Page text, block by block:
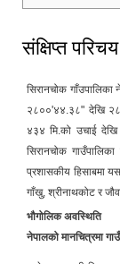
संक्षिप्त परिचय
सिरानचोक
२८००'४४.३८" देखि
४३४ मि.को उचाई देखि
सिरानचोक
प्रशासकीय हिसाबमा
गाँखु, श्रीनाथकोट र
भौगोलिक अवस्थिति
नेपालको मानचित्रमा